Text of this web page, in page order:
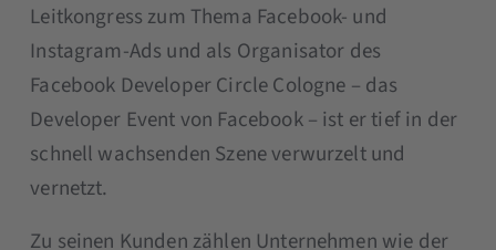
Leitkongress zum Thema Facebook- und
Instagram-Ads und als Organisator des
Facebook Developer Circle Cologne – das
Developer Event von Facebook – ist er tief in der
schnell wachsenden Szene verwurzelt und
vernetzt.
Zu seinen Kunden zählen Unternehmen wie der